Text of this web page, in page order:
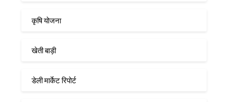
कृषि योजना
खेती बाड़ी
डेली मार्केट रिपोर्ट